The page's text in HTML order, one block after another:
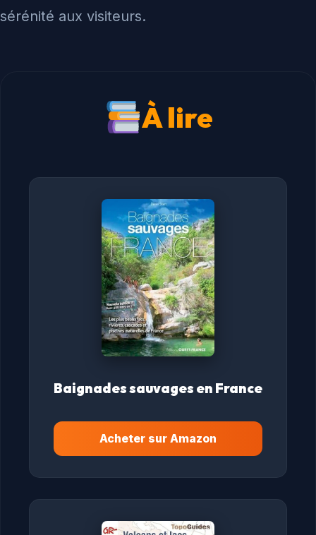
sérénité aux visiteurs.
À lire
Baignades sauvages en France
Acheter sur Amazon